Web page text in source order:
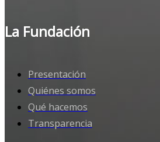
La Fundación
Presentación
Quiénes somos
Qué hacemos
Transparencia